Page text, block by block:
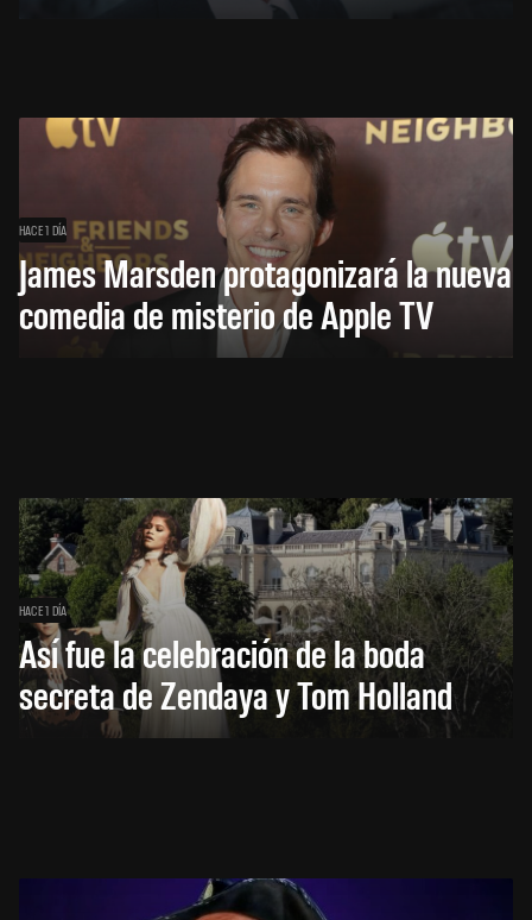
HACE 1 DÍA
James Marsden protagonizará la nueva
comedia de misterio de Apple TV
HACE 1 DÍA
Así fue la celebración de la boda
secreta de Zendaya y Tom Holland